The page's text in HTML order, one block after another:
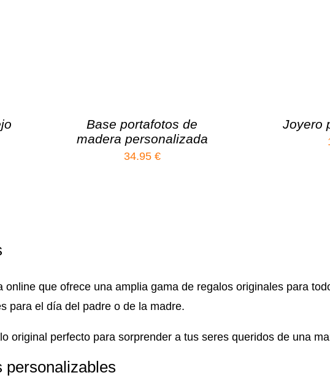
Base portafotos de
madera personalizada
34.95 €
Joyero
online que ofrece una amplia gama de regalos originales para
para el día del padre o de la madre.
original perfecto para sorprender a tus seres queridos de una
personalizables